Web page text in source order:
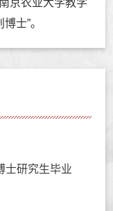
士”。
研究生毕业